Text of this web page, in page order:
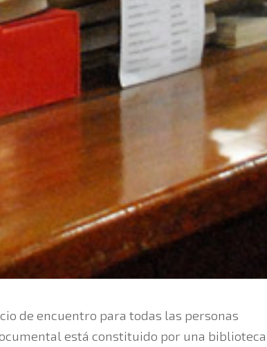
de encuentro para todas las personas
está constituido por una biblioteca